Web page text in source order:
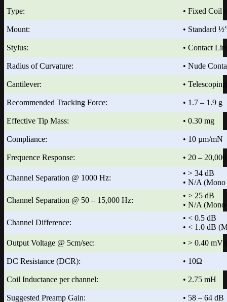
Type: • Fixed Coil
Mount: • Standard
Stylus: • Contact
Radius of Curvature: • Nude
Cantilever: •
Recommended Tracking Force: • 1.7 – 1.9 g
Effective Tip Mass: • 0.30 mg
Compliance: • 10 µm/mN
Frequence Response: • 20 –
Channel Separation @ 1000 Hz:
• > 34 dB
• N/A (Mono
Channel Separation @ 50 – 15,000 Hz:
• > 25 dB
• N/A (Mono
Channel Difference:
• < 0.5 dB
• < 1.0 dB
Output Voltage @ 5cm/sec:
• > 0.40 mV
DC Resistance (DCR): • 10Ω
Coil Inductance per channel: • 2.75 mH
Suggested Preamp Gain: • 58 – 64 dB